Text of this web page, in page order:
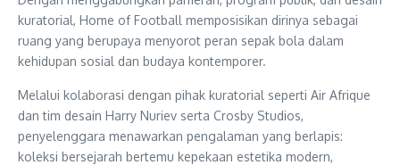
kuratorial, Home of Football memposisikan dirinya sebagai
ruang yang berupaya menyorot peran sepak bola dalam
kehidupan sosial dan budaya kontemporer.
Melalui kolaborasi dengan pihak kuratorial seperti Air Afrique
dan tim desain Harry Nuriev serta Crosby Studios,
penyelenggara menawarkan pengalaman yang berlapis:
koleksi bersejarah bertemu kepekaan estetika modern,